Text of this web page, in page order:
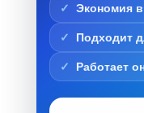
Экономия
Подходит
Работает